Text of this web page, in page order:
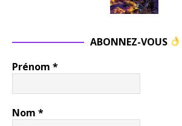
ABONNEZ-VOUS
Prénom *
Nom *